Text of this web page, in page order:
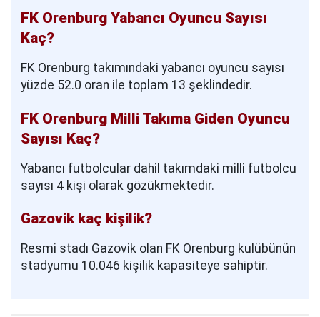
FK Orenburg Yabancı Oyuncu Sayısı
Kaç?
FK Orenburg takımındaki yabancı oyuncu sayısı
yüzde 52.0 oran ile toplam 13 şeklindedir.
FK Orenburg Milli Takıma Giden Oyuncu
Sayısı Kaç?
Yabancı futbolcular dahil takımdaki milli futbolcu
sayısı 4 kişi olarak gözükmektedir.
Gazovik kaç kişilik?
Resmi stadı Gazovik olan FK Orenburg kulübünün
stadyumu 10.046 kişilik kapasiteye sahiptir.